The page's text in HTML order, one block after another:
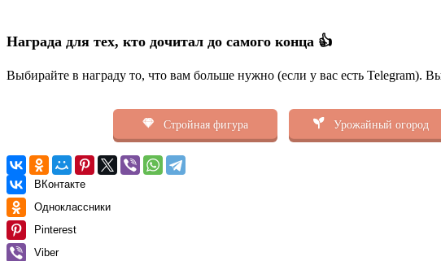
Награда для тех, кто дочитал до самого конца 👍
Выбирайте в награду то, что вам больше нужно (если у вас есть Telegram).
Стройная фигура Урожайный огород
ВКонтакте
Одноклассники
Pinterest
Viber